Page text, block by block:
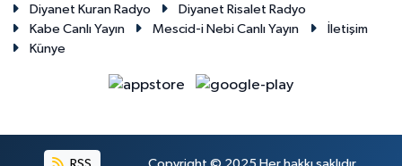
Diyanet Kuran Radyo
Diyanet Risalet Radyo
Kabe Canlı Yayın
Mescid-i Nebi Canlı Yayın
İletişim
Künye
İstanbul Müftülüğü
İzmir Müftülüğü